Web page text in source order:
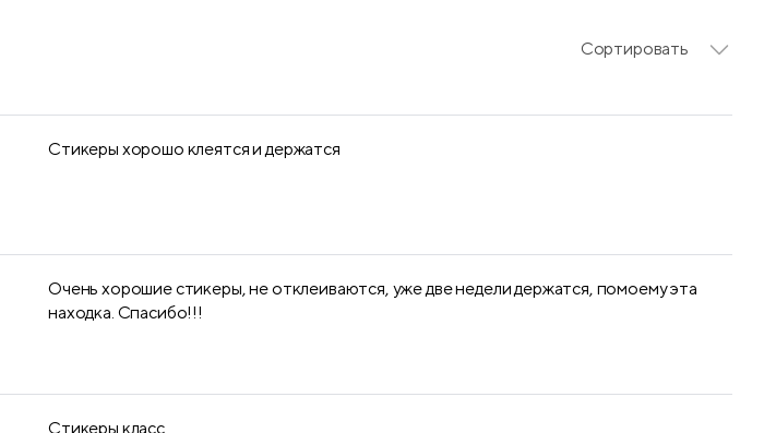
Сортировать
Стикеры хорошо клеятся и держатся
Очень хорошие стикеры, не отклеиваются, уже две недели держатся, помоему эта
находка. Спасибо!!!
Стикеры класс